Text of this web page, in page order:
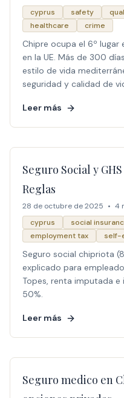
cyprus
safety
healthcare
crime
Chipre ocupa el 6º
en la UE. Más de 300
estilo de vida
seguridad y calidad de
Leer más
Seguro Social y
Reglas
28 de octubre de 2025 • 4
cyprus
social
employment tax
self-
Seguro social chipriota
explicado para
Topes, renta imputada
50%.
Leer más
Seguro medico en